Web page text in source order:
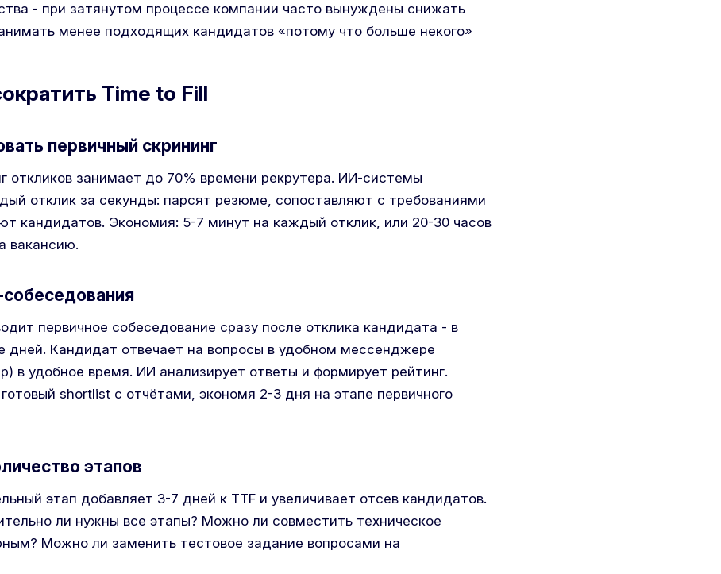
- при затянутом процессе компании часто вынуждены снижать
менее подходящих кандидатов «потому что больше некого»
Time to Fill
первичный скрининг
откликов занимает до 70% времени рекрутера. ИИ-системы
отклик за секунды: парсят резюме, сопоставляют с требованиями
кандидатов. Экономия: 5-7 минут на каждый отклик, или 20-30 часов
вакансию.
первичное собеседование сразу после отклика кандидата - в
дней. Кандидат отвечает на вопросы в удобном мессенджере
в удобное время. ИИ анализирует ответы и формирует рейтинг.
shortlist с отчётами, экономя 2-3 дня на этапе первичного
этапов
этап добавляет 3-7 дней к TTF и увеличивает отсев кандидатов.
ли нужны все этапы? Можно ли совместить техническое
Можно ли заменить тестовое задание вопросами на